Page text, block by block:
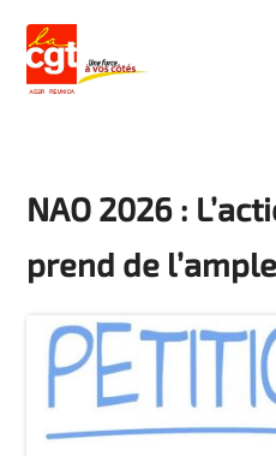
NAO 2026 :
prend de